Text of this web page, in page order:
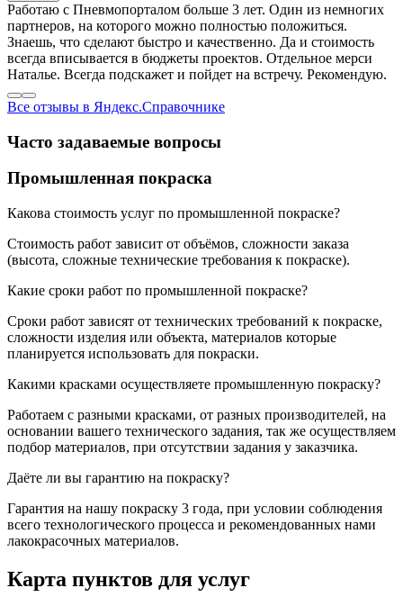
Работаю с Пневмопорталом больше 3 лет. Один из немногих
партнеров, на которого можно полностью положиться.
Знаешь, что сделают быстро и качественно. Да и стоимость
всегда вписывается в бюджеты проектов. Отдельное мерси
Наталье. Всегда подскажет и пойдет на встречу. Рекомендую.
Все отзывы в Яндекс.Справочнике
Часто задаваемые вопросы
Промышленная покраска
Какова стоимость услуг по промышленной покраске?
Стоимость работ зависит от объёмов, сложности заказа
(высота, сложные технические требования к покраске).
Какие сроки работ по промышленной покраске?
Сроки работ зависят от технических требований к покраске,
сложности изделия или объекта, материалов которые
планируется использовать для покраски.
Какими красками осуществляете промышленную покраску?
Работаем с разными красками, от разных производителей, на
основании вашего технического задания, так же осуществляем
подбор материалов, при отсутствии задания у заказчика.
Даёте ли вы гарантию на покраску?
Гарантия на нашу покраску 3 года, при условии соблюдения
всего технологического процесса и рекомендованных нами
лакокрасочных материалов.
Карта пунктов для услуг